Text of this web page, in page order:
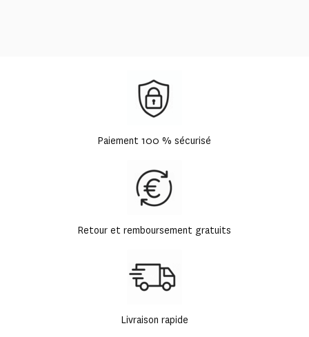
Paiement 100 % sécurisé
Retour et remboursement gratuits
Livraison rapide